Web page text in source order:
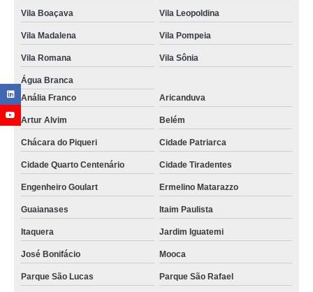
Vila Boaçava Vila Leopoldina
Vila Madalena Vila Pompeia
Vila Romana Vila Sônia
Água Branca
Anália Franco
Aricanduva
Artur Alvim Belém
Chácara do Piqueri Cidade Patriarca
Cidade Quarto Centenário Cidade Tiradentes
Engenheiro Goulart Ermelino Matarazzo
Guaianases Itaim Paulista
Itaquera Jardim Iguatemi
José Bonifácio Mooca
Parque São Lucas Parque São Rafael